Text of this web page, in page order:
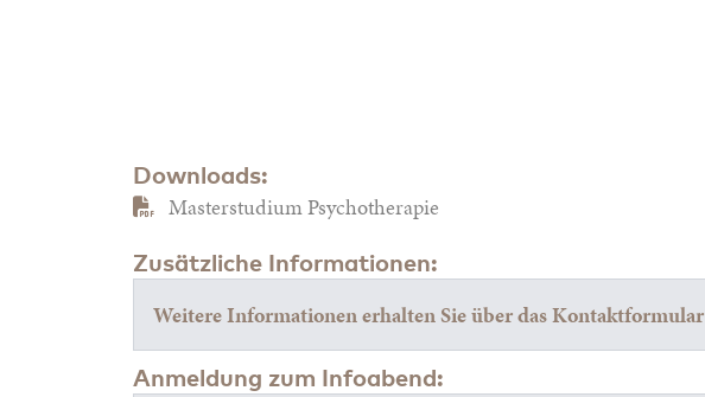
Downloads:
Masterstudium Psychotherapie
Zusätzliche Informationen:
Weitere Informationen erhalten Sie über das Kontaktformular
Anmeldung zum Infoabend: